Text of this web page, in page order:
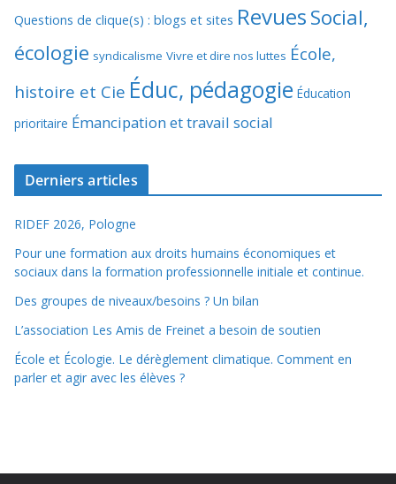
Questions de clique(s) : blogs et sites RevuesSocial,
écologie syndicalisme Vivre et dire nos luttes École,
histoire et Cie Éduc, pédagogie Éducation
prioritaire Émancipation et travail social
Derniers articles
RIDEF 2026, Pologne
Pour une formation aux droits humains économiques et
sociaux dans la formation professionnelle initiale et continue.
Des groupes de niveaux/besoins ? Un bilan
L’association Les Amis de Freinet a besoin de soutien
École et Écologie. Le dérèglement climatique. Comment en
parler et agir avec les élèves ?